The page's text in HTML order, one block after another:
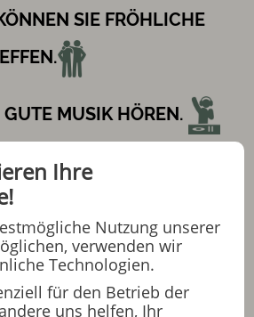
SIE FRÖHLICHE
GUTE MUSIK HÖREN.
IST HIER RICHTIG !
UHR
Ihre
Nutzung unserer
verwenden wir
Technologien.
für den Betrieb der
uns helfen, Ihr